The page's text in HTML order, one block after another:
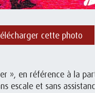
cette photo
en référence à la
escale et sans